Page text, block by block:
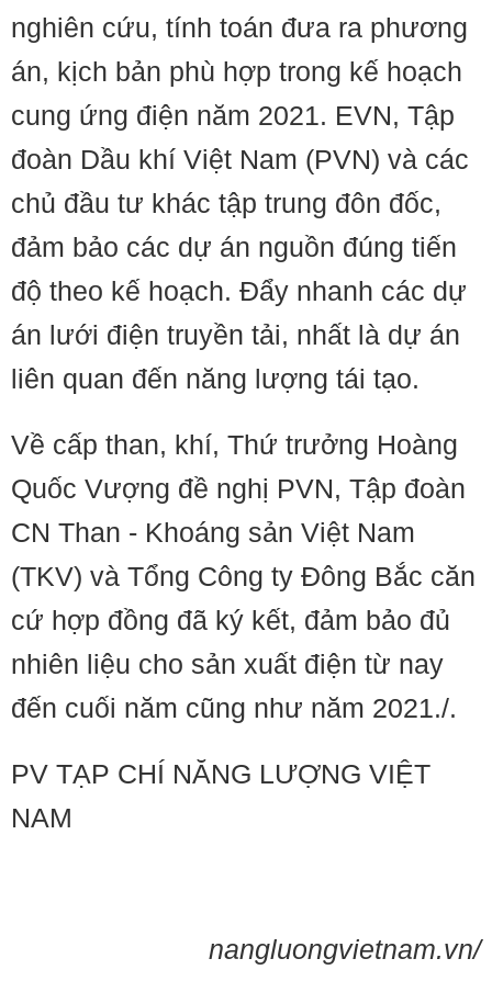
nghiên cứu, tính toán đưa ra phương
án, kịch bản phù hợp trong kế hoạch
cung ứng điện năm 2021. EVN, Tập
đoàn Dầu khí Việt Nam (PVN) và các
chủ đầu tư khác tập trung đôn đốc,
đảm bảo các dự án nguồn đúng tiến
độ theo kế hoạch. Đẩy nhanh các dự
án lưới điện truyền tải, nhất là dự án
liên quan đến năng lượng tái tạo.
Về cấp than, khí, Thứ trưởng Hoàng
Quốc Vượng đề nghị PVN, Tập đoàn
CN Than - Khoáng sản Việt Nam
(TKV) và Tổng Công ty Đông Bắc căn
cứ hợp đồng đã ký kết, đảm bảo đủ
nhiên liệu cho sản xuất điện từ nay
đến cuối năm cũng như năm 2021./.
PV TẠP CHÍ NĂNG LƯỢNG VIỆT
NAM
nangluongvietnam.vn/